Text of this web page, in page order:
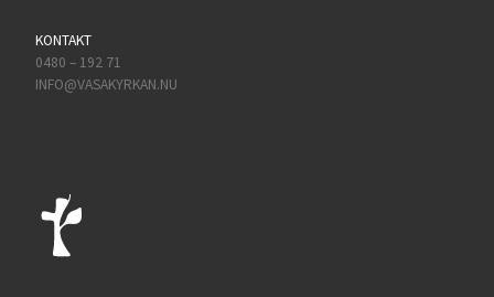
KONTAKT
0480 – 192 71
INFO@VASAKYRKAN.NU